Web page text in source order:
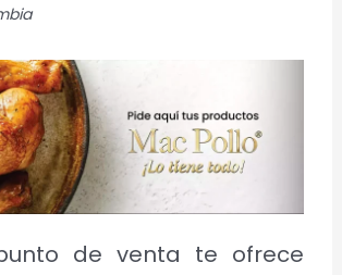
de venta te ofrece